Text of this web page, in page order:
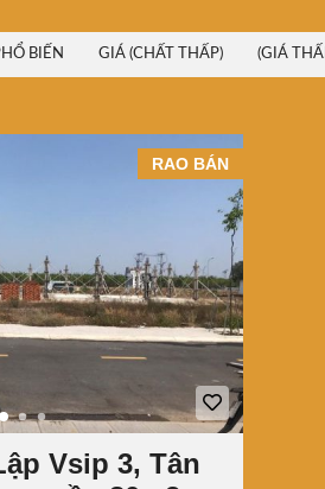
BIẾN GIÁ (CHẤT THẤP) (GIÁ
RAO BÁN
Vsip 3, Tân